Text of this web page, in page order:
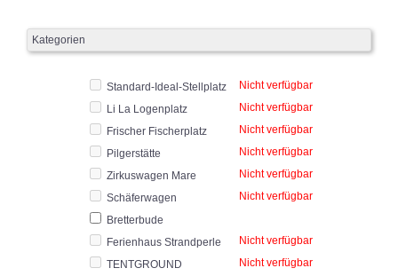
Kategorien
Standard-Ideal-Stellplatz
Nicht verfügbar
Li La Logenplatz
Nicht verfügbar
Frischer Fischerplatz
Nicht verfügbar
Pilgerstätte
Nicht verfügbar
Zirkuswagen Mare
Nicht verfügbar
Schäferwagen
Nicht verfügbar
Bretterbude
Ferienhaus Strandperle
Nicht verfügbar
TENTGROUND
Nicht verfügbar